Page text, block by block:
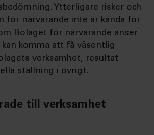
Ytterligare risker och
för närvarande inte är kända för
Bolaget för närvarande anser
komma att få väsentlig
verksamhet, resultat
ställning i övrigt.
till verksamhet